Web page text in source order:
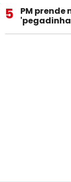
5
PM prende